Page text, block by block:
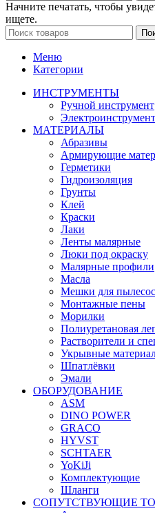
Начните печатать, чтобы
ищете.
Меню
Категории
ИНСТРУМЕНТЫ
Ручной инструмент
Электроинструмент
МАТЕРИАЛЫ
Абразивы
Армирующие
Герметики
Гидроизоляция
Грунты
Клей
Краски
Лаки
Ленты малярные
Люки под окраску
Малярные профили
Масла
Мешки для
Монтажные пены
Морилки
Полиуретановая
Растворители и
Укрывные
Шпатлёвки
Эмали
ОБОРУДОВАНИЕ
ASM
DINO POWER
GRACO
HYVST
SCHTAER
YoKiJi
Комплектующие
Шланги
СОПУТСТВУЮЩИЕ